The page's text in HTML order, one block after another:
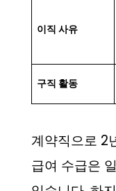
이직 사유
구직 활동
계약직으로 2
급여 수급은